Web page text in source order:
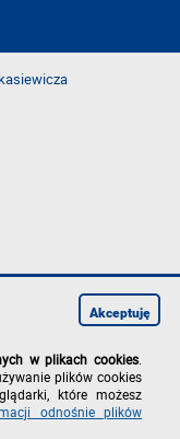
w plikach cookies
plików cookies
które możesz
odnośnie plików
Akceptuję